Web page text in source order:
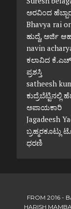
ಅರವಿಂದ
Bhavya rai
ಹುದ್ದೆ, ಅರ್ಜಿ
navin
ಕಲಾವಿದ ಕೆ.ಎಚ್
ಪ್ರಶಸ್ತಿ
satheesh
ಅಪಾಯಕಾರಿ
Jagadeesh
ಧರಣಿ
FROM 2016 -
HARISH